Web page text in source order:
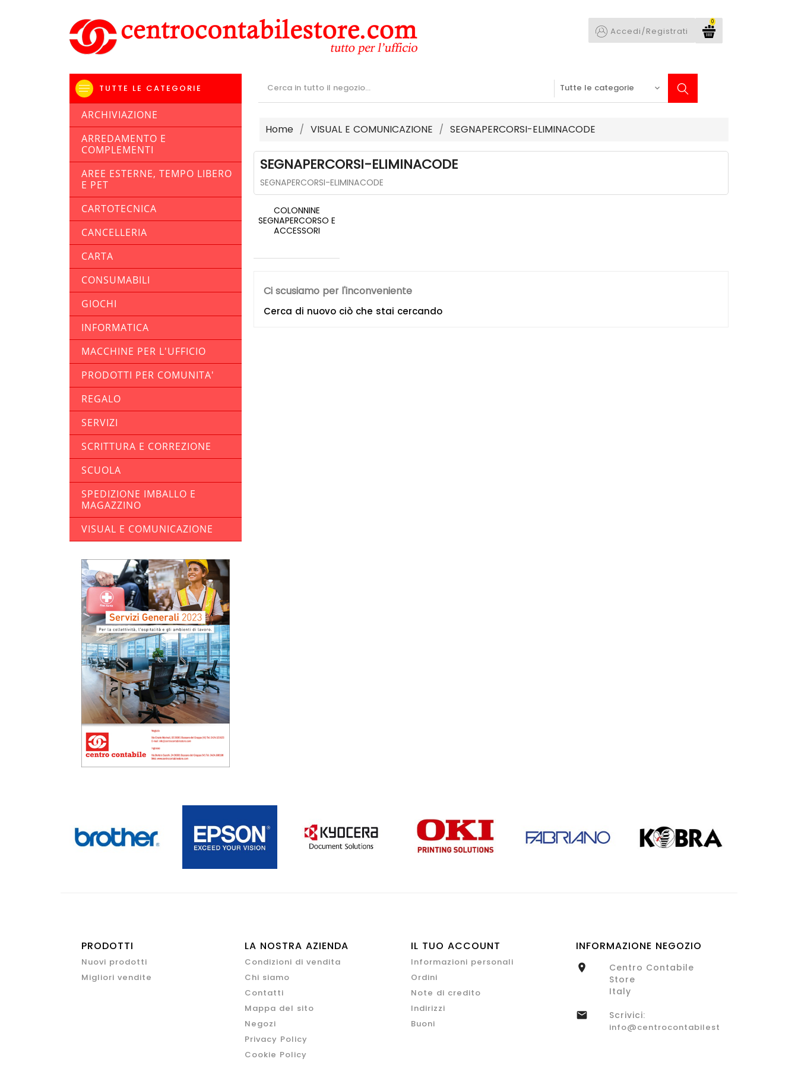
0
Accedi/Registrati
Home VISUAL E COMUNICAZIONE SEGNAPERCORSI-ELIMINACODE
TUTTE LE CATEGORIE
ARCHIVIAZIONE
ARREDAMENTO E
COMPLEMENTI
AREE ESTERNE, TEMPO LIBERO
E PET
CARTOTECNICA
CANCELLERIA
CARTA
CONSUMABILI
GIOCHI
INFORMATICA
MACCHINE PER L'UFFICIO
PRODOTTI PER COMUNITA'
REGALO
SERVIZI
SCRITTURA E CORREZIONE
SCUOLA
SPEDIZIONE IMBALLO E
MAGAZZINO
VISUAL E COMUNICAZIONE
SEGNAPERCORSI-ELIMINACODE
SEGNAPERCORSI-ELIMINACODE
COLONNINE
SEGNAPERCORSO E
ACCESSORI
Ci scusiamo per l'inconveniente
Cerca di nuovo ciò che stai cercando
PRODOTTI
Nuovi prodotti
Migliori vendite
LA NOSTRA AZIENDA
Condizioni di vendita
Chi siamo
Contatti
Mappa del sito
Negozi
Privacy Policy
Cookie Policy
IL TUO ACCOUNT
Informazioni personali
Ordini
Note di credito
Indirizzi
Buoni
INFORMAZIONE NEGOZIO

Centro Contabile
Store
Italy
 Scrivici:
info@centrocontabilestore.com